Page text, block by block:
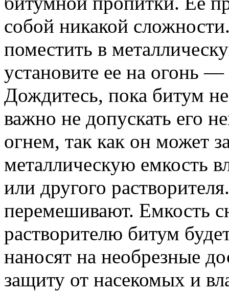
собой никакой
поместить в
установите ее на огонь
Дождитесь, пока битум
важно не допускать его
огнем, так как он может
металлическую емкость
или другого
перемешивают. Емкость
растворителю битум
наносят на необрезные
защиту от насекомых и